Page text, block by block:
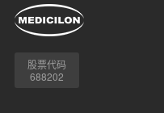
股票代码
688202